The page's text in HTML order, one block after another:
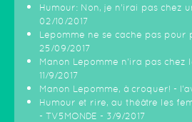
Humour: Non, je n’irai pas chez
02/10/2017
Lepomme ne se cache pas pour
25/09/2017
Manon Lepomme n'ira pas chez
11/9/2017
Manon Lepomme, à croquer! -
Humour et rire, au théâtre les
- TV5MONDE - 3/9/2017